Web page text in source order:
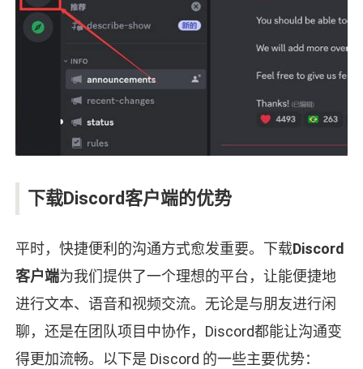
下载Discord客户端的优势
平时，快捷便利的沟通方式愈发重要。下载Discord
客户端为我们提供了一个理想的平台，让能便捷地
进行文本、语音和视频交流。无论是与朋友进行闲
聊，还是在团队项目中协作，Discord都能让沟通变
得更加流畅。以下是 Discord 的一些主要优势：